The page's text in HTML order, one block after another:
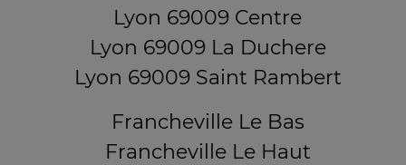
Lyon 69009 Centre
Lyon 69009 La Duchere
Lyon 69009 Saint Rambert
Francheville Le Bas
Francheville Le Haut